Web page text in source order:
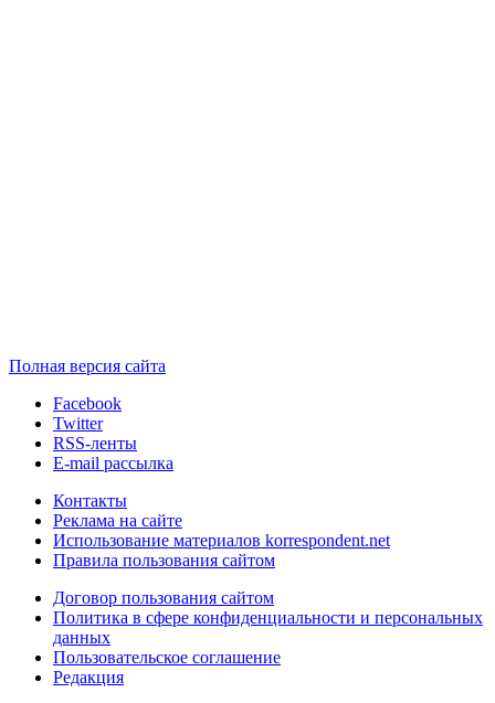
Полная версия сайта
Facebook
Twitter
RSS-ленты
E-mail рассылка
Контакты
Реклама на сайте
Использование материалов korrespondent.net
Правила пользования сайтом
Договор пользования сайтом
Политика в сфере конфиденциальности и персональных
данных
Пользовательское соглашение
Редакция